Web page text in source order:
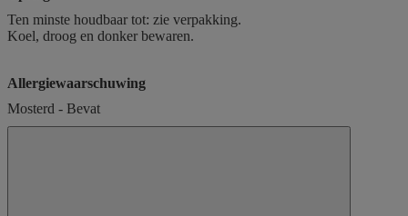
Ten minste houdbaar tot: zie verpakking.
Koel, droog en donker bewaren.
Allergiewaarschuwing
Mosterd - Bevat